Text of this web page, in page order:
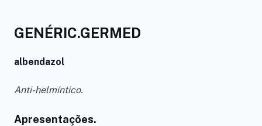
GENÉRIC.GERMED
albendazol
Anti-helmíntico.
Apresentações.